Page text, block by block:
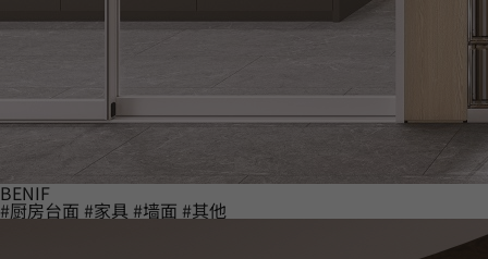
BENIF
#厨房台面 #家具 #墙面 #其他